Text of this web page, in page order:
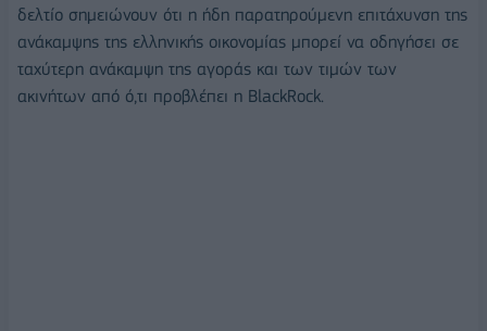
δελτίο σημειώνουν ότι η ήδη παρατηρούμενη επιτάχυνση της
ανάκαμψης της ελληνικής οικονομίας μπορεί να οδηγήσει σε
ταχύτερη ανάκαμψη της αγοράς και των τιμών των
ακινήτων από ό,τι προβλέπει η BlackRock.